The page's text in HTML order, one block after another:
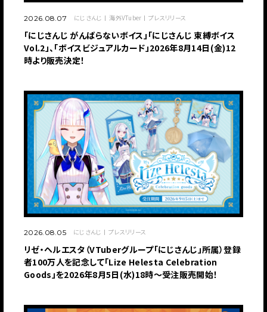
2026.08.07 にじさんじ 海外VTuber プレスリリース
「にじさんじ がんばらないボイス」「にじさんじ 束縛ボイス
Vol.2」、「ボイスビジュアルカード」2026年8月14日(金)12
時より販売決定！
2026.08.05 にじさんじ プレスリリース
リゼ・ヘルエスタ（VTuberグループ「にじさんじ」所属）登録
者100万人を記念して「Lize Helesta Celebration
Goods」を2026年8月5日(水)18時～受注販売開始！